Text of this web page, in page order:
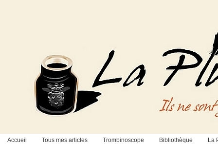
Accueil Tous mes articles Trombinoscope Bibliothèque La